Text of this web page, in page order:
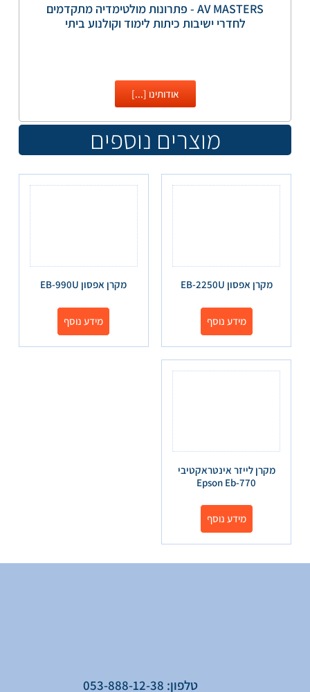
AV MASTERS - פתרונות מולטימדיה מתקדמים
לחדרי ישיבות כיתות לימוד וקולנוע ביתי
אודותינו [...]
מוצרים נוספים
מקרן אפסון EB-2250U
מידע נוסף
מקרן אפסון EB-990U
מידע נוסף
מקרן לייזר אינטראקטיבי
Epson Eb-770
מידע נוסף
טלפון: 053-888-12-38